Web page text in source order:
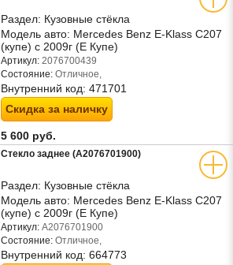
Раздел: Кузовные стёкла
Модель авто: Mercedes Benz E-Klass C207
(купе) с 2009г (Е Купе)
Артикул: 2076700439
Состояние: Отличное,
Внутренний код: 471701
Скидка за наличку
5 600 руб.
Стекло заднее (A2076701900)
Раздел: Кузовные стёкла
Модель авто: Mercedes Benz E-Klass C207
(купе) с 2009г (Е Купе)
Артикул: A2076701900
Состояние: Отличное,
Внутренний код: 664773